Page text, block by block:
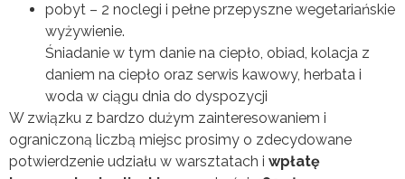
pobyt – 2 noclegi i pełne przepyszne wegetariańskie
wyżywienie.
Śniadanie w tym danie na ciepło, obiad, kolacja z
daniem na ciepło oraz serwis kawowy, herbata i
woda w ciągu dnia do dyspozycji
W związku z bardzo dużym zainteresowaniem i
ograniczoną liczbą miejsc prosimy o zdecydowane
potwierdzenie udziału w warsztatach i wpłatę